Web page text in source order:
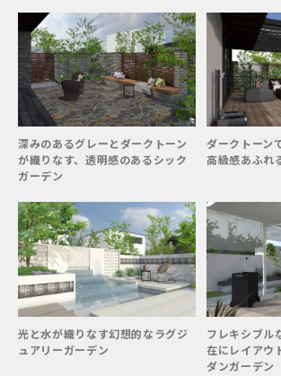
深みのあるグレーとダークトーン
が織りなす、透明感のあるシック
ガーデン
ダークトーン
高級感あふれ
光と水が織りなす幻想的なラグジ
ュアリーガーデン
フレキシブル
在にレイアウ
ダンガーデン